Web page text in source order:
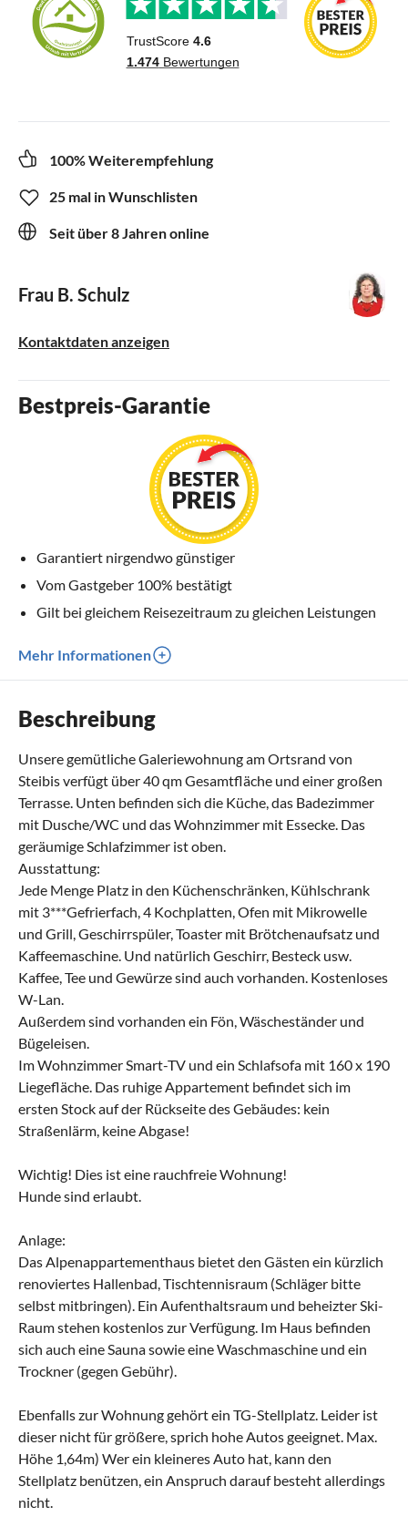
100% Weiterempfehlung
25 mal in Wunschlisten
Seit über 8 Jahren online
Frau B. Schulz
Kontaktdaten anzeigen
Bestpreis-Garantie
Garantiert nirgendwo günstiger
Vom Gastgeber 100% bestätigt
Gilt bei gleichem Reisezeitraum zu gleichen Leistungen
Mehr Informationen
Beschreibung
Unsere gemütliche Galeriewohnung am Ortsrand von
Steibis verfügt über 40 qm Gesamtfläche und einer großen
Terrasse. Unten befinden sich die Küche, das Badezimmer
mit Dusche/WC und das Wohnzimmer mit Essecke. Das
geräumige Schlafzimmer ist oben.
Ausstattung:
Jede Menge Platz in den Küchenschränken, Kühlschrank
mit 3***Gefrierfach, 4 Kochplatten, Ofen mit Mikrowelle
und Grill, Geschirrspüler, Toaster mit Brötchenaufsatz und
Kaffeemaschine. Und natürlich Geschirr, Besteck usw.
Kaffee, Tee und Gewürze sind auch vorhanden. Kostenloses
W-Lan.
Außerdem sind vorhanden ein Fön, Wäscheständer und
Bügeleisen.
Im Wohnzimmer Smart-TV und ein Schlafsofa mit 160 x 190
Liegefläche. Das ruhige Appartement befindet sich im
ersten Stock auf der Rückseite des Gebäudes: kein
Straßenlärm, keine Abgase!
Wichtig! Dies ist eine rauchfreie Wohnung!
Hunde sind erlaubt.
Anlage:
Das Alpenappartementhaus bietet den Gästen ein kürzlich
renoviertes Hallenbad, Tischtennisraum (Schläger bitte
selbst mitbringen). Ein Aufenthaltsraum und beheizter Ski-
Raum stehen kostenlos zur Verfügung. Im Haus befinden
sich auch eine Sauna sowie eine Waschmaschine und ein
Trockner (gegen Gebühr).
Ebenfalls zur Wohnung gehört ein TG-Stellplatz. Leider ist
dieser nicht für größere, sprich hohe Autos geeignet. Max.
Höhe 1,64m) Wer ein kleineres Auto hat, kann den
Stellplatz benützen, ein Anspruch darauf besteht allerdings
nicht.